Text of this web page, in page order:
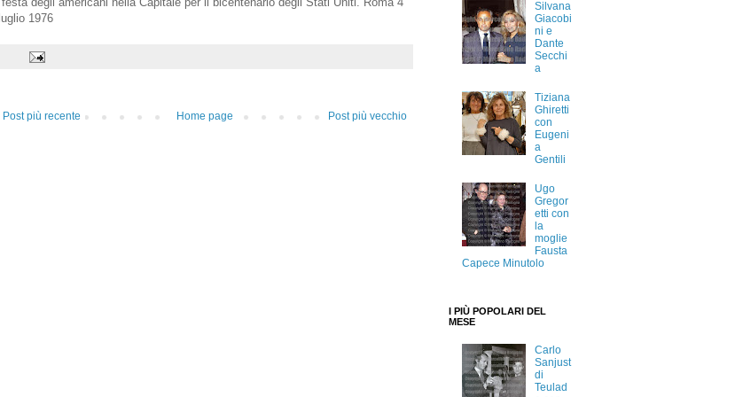
luglio 1976
Post più recente Post più vecchio
Home page
Silvana
Giacobi
ni e
Dante
Secchi
a
Tiziana
Ghiretti
con
Eugeni
a
Gentili
Ugo
Gregor
etti con
la
moglie
Fausta
Capece Minutolo
I PIÙ POPOLARI DEL
MESE
Carlo
Sanjust
di
Teulad